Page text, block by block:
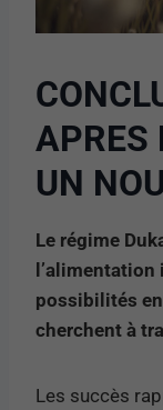
APRES
UN
Le régime
possibilités
cherchent à
Les succès